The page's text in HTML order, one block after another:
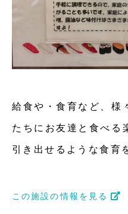
給食や・食育など、様
たちにお友達と食べる
引き出せるような食育
この施設の情報を見る